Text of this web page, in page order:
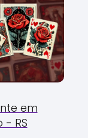
em
- RS